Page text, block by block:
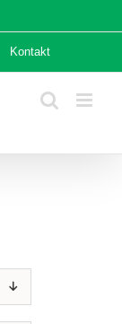
Kontakt